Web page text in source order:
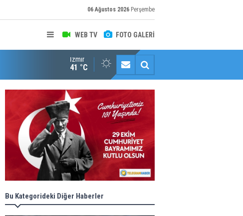
06 Ağustos 2026 Perşembe
WEB TV FOTO GALERİ
Halk istedi, ESHOT düzenledi
İzmir
41 °C
Bu Kategorideki Diğer Haberler